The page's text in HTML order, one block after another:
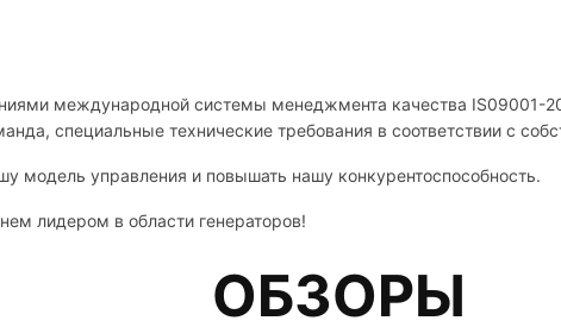
международной системы менеджмента качества IS09001-
специальные технические требования в соответствии с
модель управления и повышать нашу конкурентоспособность.
лидером в области генераторов!
ОБЗОРЫ